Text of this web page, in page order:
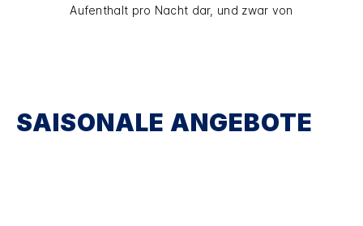
Aufenthalt pro Nacht dar, und zwar von
SAISONALE ANGEBOTE